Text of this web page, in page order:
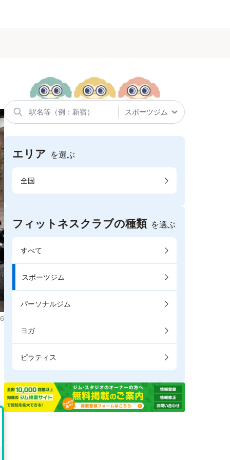
エリア を選ぶ
全国
フィットネスクラブの種類 を選ぶ
すべて
スポーツジム
パーソナルジム
ヨガ
ピラティス